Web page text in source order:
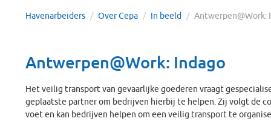
Havenarbeiders / Over Cepa / In beeld / Antwerpen@Work:
Antwerpen@Work: Indago
Het veilig transport van gevaarlijke goederen vraagt
geplaatste partner om bedrijven hierbij te helpen. Zij volgt de
voet en kan bedrijven helpen om een veilig transport te